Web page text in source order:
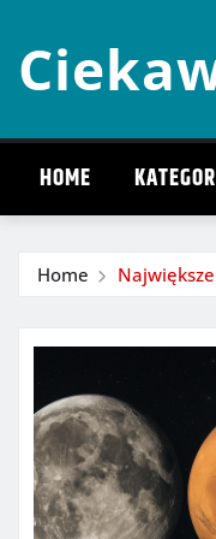
content
HOME
Home